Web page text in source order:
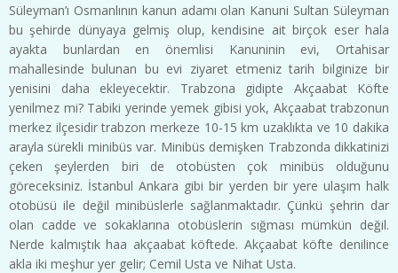
Süleyman’ı Osmanlının kanun adamı olan Kanuni Sultan Süleyman
bu şehirde dünyaya gelmiş olup, kendisine ait birçok eser hala
ayakta bunlardan en önemlisi Kanuninin evi, Ortahisar
mahallesinde bulunan bu evi ziyaret etmeniz tarih bilginize bir
yenisini daha ekleyecektir. Trabzona gidipte Akçaabat Köfte
yenilmez mi? Tabiki yerinde yemek gibisi yok, Akçaabat trabzonun
merkez ilçesidir trabzon merkeze 10-15 km uzaklıkta ve 10 dakika
arayla sürekli minibüs var. Minibüs demişken Trabzonda dikkatinizi
çeken şeylerden biri de otobüsten çok minibüs olduğunu
göreceksiniz. İstanbul Ankara gibi bir yerden bir yere ulaşım halk
otobüsü ile değil minibüslerle sağlanmaktadır. Çünkü şehrin dar
olan cadde ve sokaklarına otobüslerin sığması mümkün değil.
Nerde kalmıştık haa akçaabat köftede. Akçaabat köfte denilince
akla iki meşhur yer gelir; Cemil Usta ve Nihat Usta.